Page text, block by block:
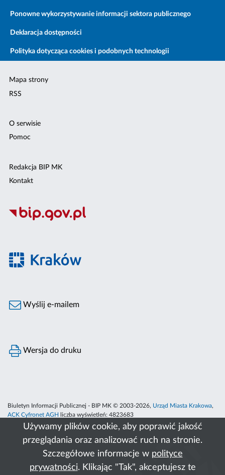
Używamy plików cookie, aby poprawić jakość
przeglądania oraz analizować ruch na stronie.
Szczegółowe informacje w polityce
prywatności. Klikając "Tak", akceptujesz te
Ponowne wykorzystywanie informacji sektora publicznego
Deklaracja dostępności
Polityka dotycząca cookies i podobnych technologii
Mapa strony
RSS
O serwisie
Pomoc
Redakcja BIP MK
Kontakt
Wyślij e-mailem
Wersja do druku
Biuletyn Informacji Publicznej - BIP MK © 2003-2026, Urząd Miasta Krakowa,
ACK Cyfronet AGH
liczba wyświetleń: 4823683